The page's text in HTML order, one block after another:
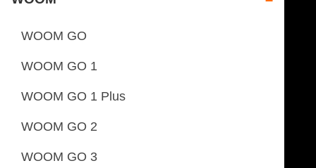
WOOM GO
WOOM GO 1
WOOM GO 1 Plus
WOOM GO 2
WOOM GO 3